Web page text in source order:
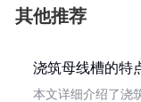
其他推荐
浇筑母线槽的特
本文详细介绍了浇